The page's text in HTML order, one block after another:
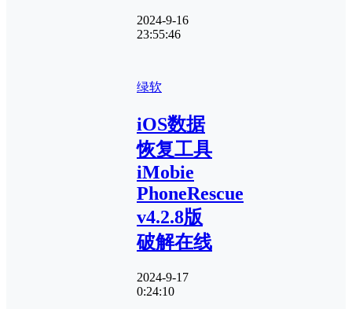
2024-9-16
23:55:46
绿软
iOS数据
恢复工具
iMobie
PhoneRescue
v4.2.8版
破解在线
2024-9-17
0:24:10